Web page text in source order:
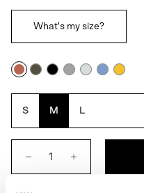
What's my size?
Cèdre
Vert Noir Argent
BleuBleuAmber
S M L